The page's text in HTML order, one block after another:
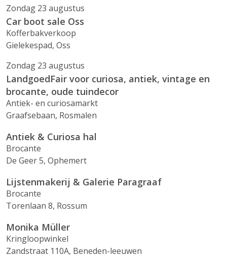
Zondag 23 augustus
Car boot sale Oss
Kofferbakverkoop
Gielekespad, Oss
Zondag 23 augustus
LandgoedFair voor curiosa, antiek, vintage en
brocante, oude tuindecor
Antiek- en curiosamarkt
Graafsebaan, Rosmalen
Antiek & Curiosa hal
Brocante
De Geer 5, Ophemert
Lijstenmakerij & Galerie Paragraaf
Brocante
Torenlaan 8, Rossum
Monika Müller
Kringloopwinkel
Zandstraat 110A, Beneden-leeuwen